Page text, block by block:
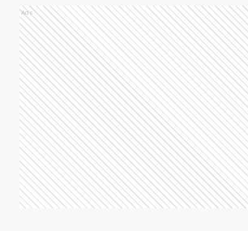
Ads